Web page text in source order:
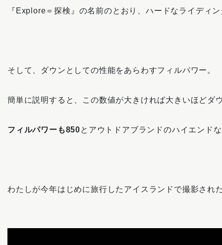
『Explore＝探検』の名前のとおり、ハードなライディ
そして、ダウンとしての性能をあらわすフィルパワー。
簡単に説明すると、この数値が大きければ大きいほどダ
フィルパワーも850とアウトドアブランドのハイエンド
わたしが今年はじめに旅行したアイスランドで撮影さ